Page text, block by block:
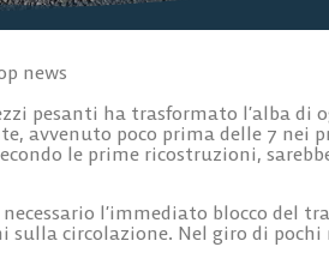
news
pesanti ha trasformato l’alba di
avvenuto poco prima delle 7 nei
le prime ricostruzioni,
l’immediato blocco del
sulla circolazione. Nel giro di